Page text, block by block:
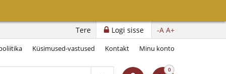
-A A+
Logi sisse
Tere
Küsimused-vastused Kontakt Minu konto
0